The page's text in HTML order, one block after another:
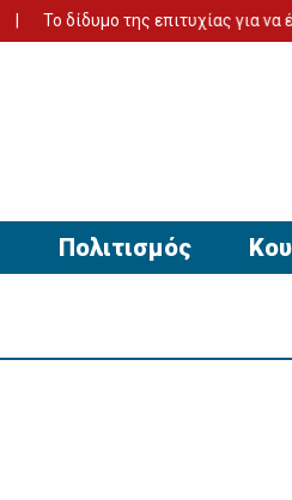
της επιτυχίας για να έχει
Πολιτισμός